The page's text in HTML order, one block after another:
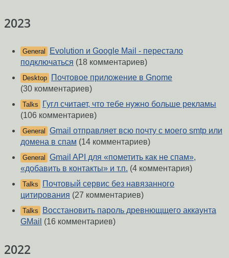
2023
General
Evolution и Google Mail - перестало
подключаться (18 комментариев)
Desktop
Почтовое приложение в Gnome
(30 комментариев)
Talks
Гугл считает, что тебе нужно больше рекламы
(106 комментариев)
General Gmail отправляет всю почту с моего smtp или
домена в спам (14 комментариев)
General Gmail API для «пометить как не спам»,
«добавить в контакты» и т.п. (4 комментария)
Talks
Почтовый сервис без навязанного
цитирования (27 комментариев)
Talks
Восстановить пароль древнющщего аккаунта
GMail (16 комментариев)
2022